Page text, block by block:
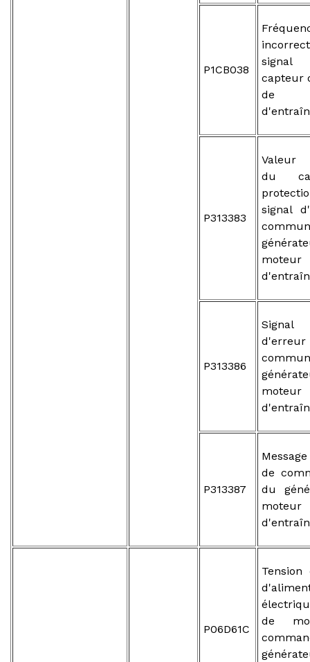
P1CB038
signal
capteur
de
P313383
Valeur
du
signal
moteur
P313386
Signal
moteur
P313387
de
du
moteur
P06D61C
de